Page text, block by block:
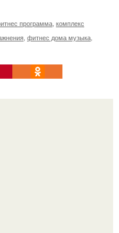
программа комплекс
фитнес дома музыка